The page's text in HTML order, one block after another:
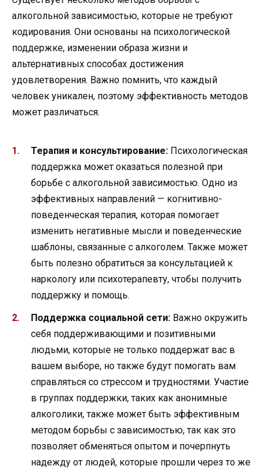
алкогольной зависимостью, которые не требуют
кодирования. Они основаны на психологической
поддержке, изменении образа жизни и
альтернативных способах достижения
удовлетворения. Важно помнить, что каждый
человек уникален, поэтому эффективность методов
может различаться.
Терапия и консультирование: Психологическая
поддержка может оказаться полезной при
борьбе с алкогольной зависимостью. Одно из
эффективных направлений — когнитивно-
поведенческая терапия, которая помогает
изменить негативные мысли и поведенческие
шаблоны, связанные с алкоголем. Также может
быть полезно обратиться за консультацией к
наркологу или психотерапевту, чтобы получить
поддержку и помощь.
Поддержка социальной сети: Важно окружить
себя поддерживающими и позитивными
людьми, которые не только поддержат вас в
вашем выборе, но также будут помогать вам
справляться со стрессом и трудностями. Участие
в группах поддержки, таких как анонимные
алкоголики, также может быть эффективным
методом борьбы с зависимостью, так как это
позволяет обменяться опытом и почерпнуть
надежду от людей, которые прошли через то же